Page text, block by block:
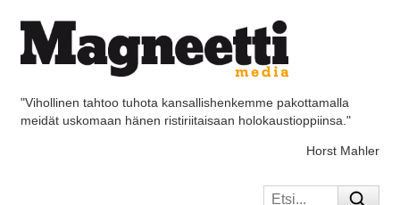
"Vihollinen tahtoo tuhota kansallishenkemme pakottamalla
meidät uskomaan hänen ristiriitaisaan holokaustioppiinsa."
Horst Mahler